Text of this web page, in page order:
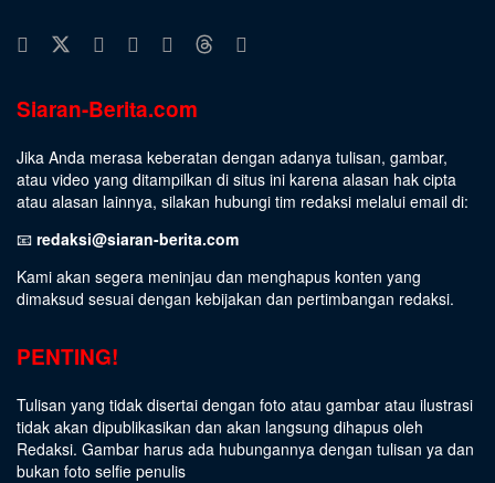
Siaran-Berita.com
Jika Anda merasa keberatan dengan adanya tulisan, gambar,
atau video yang ditampilkan di situs ini karena alasan hak cipta
atau alasan lainnya, silakan hubungi tim redaksi melalui email di:
📧 redaksi@siaran-berita.com
Kami akan segera meninjau dan menghapus konten yang
dimaksud sesuai dengan kebijakan dan pertimbangan redaksi.
PENTING!
Tulisan yang tidak disertai dengan foto atau gambar atau ilustrasi
tidak akan dipublikasikan dan akan langsung dihapus oleh
Redaksi. Gambar harus ada hubungannya dengan tulisan ya dan
bukan foto selfie penulis